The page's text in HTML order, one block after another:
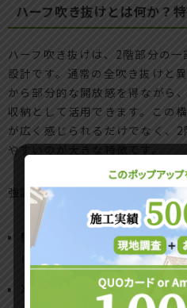
ハーフ吹き抜けとは何か？
ハーフ吹き抜けは、2階部分の
設計です。通常の全吹き抜けと
から部分的な開放感を得ながら
収納として活用できます。この
が広く感じられるだけでなく、
やすいのが大きな特徴です。
強調すべきポイントは以下です。
開放感とプライバシーの両立
け感をもたらし、生活空間の
冷暖房効率の向上：全吹き抜